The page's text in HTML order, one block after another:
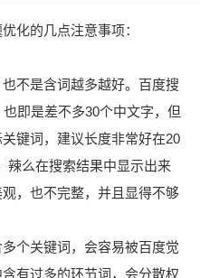
化的几点注意事项：
不是含词越多越好。百度搜
即是差不多30个中文字，但
键词，建议长度非常好在20
辣么在搜索结果中显示出来
，也不完整，并且显得不够
个关键词，会容易被百度觉
有过多的环节词，会分散权